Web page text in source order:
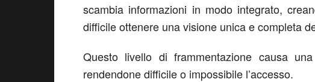
scambia informazioni in modo integrato,
difficile ottenere una visione unica e completa
Questo livello di frammentazione causa
rendendone difficile o impossibile l’accesso.